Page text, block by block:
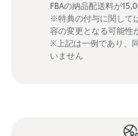
FBAの納品配送料が
※特典の付与に関して
容の変更となる可能性
※上記は一例であり、
いません